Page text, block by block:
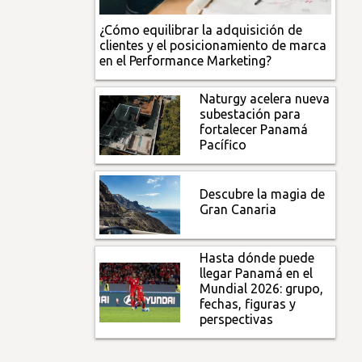
¿Cómo equilibrar la adquisición de
clientes y el posicionamiento de marca
en el Performance Marketing?
Naturgy acelera nueva
subestación para
fortalecer Panamá
Pacífico
Descubre la magia de
Gran Canaria
Hasta dónde puede
llegar Panamá en el
Mundial 2026: grupo,
fechas, figuras y
perspectivas